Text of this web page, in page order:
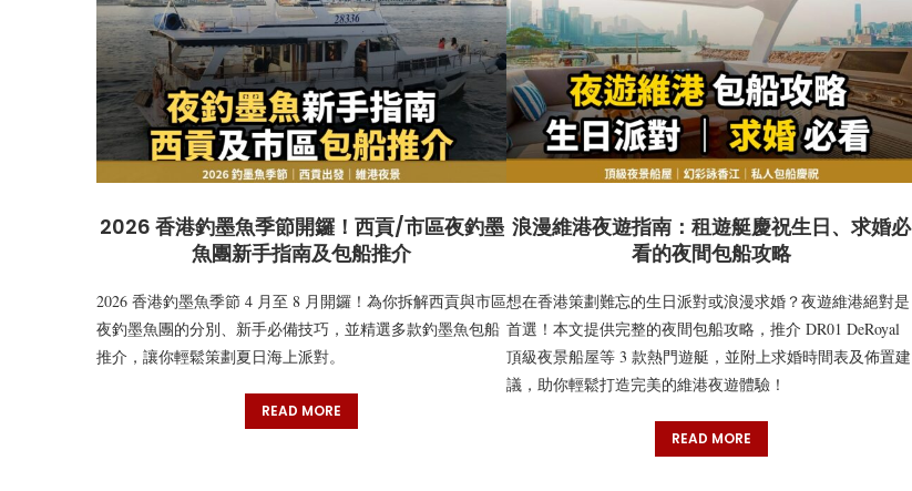
2026 香港釣墨魚季節開鑼！西貢/市區夜釣墨
魚團新手指南及包船推介
2026 香港釣墨魚季節 4 月至 8 月開鑼！為你拆解西貢與市區
夜釣墨魚團的分別、新手必備技巧，並精選多款釣墨魚包船
推介，讓你輕鬆策劃夏日海上派對。
READ MORE
浪漫維港夜遊指南：租遊艇慶祝生日、求婚必
看的夜間包船攻略
想在香港策劃難忘的生日派對或浪漫求婚？夜遊維港絕對是
首選！本文提供完整的夜間包船攻略，推介 DR01 DeRoyal
頂級夜景船屋等 3 款熱門遊艇，並附上求婚時間表及佈置建
議，助你輕鬆打造完美的維港夜遊體驗！
READ MORE